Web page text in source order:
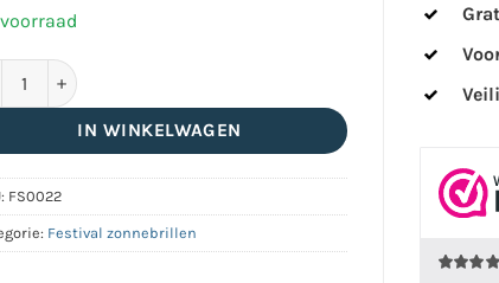
zonnebril mat zwart | blauwe spiegel lenzen aantal
IN WINKELWAGEN
FS0022
Festival zonnebrillen